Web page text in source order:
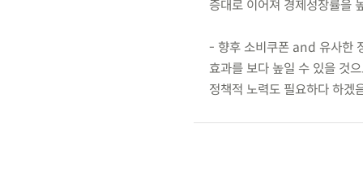
증대로 이어져 경제성장률을
- 향후 소비쿠폰 and 유사한
효과를 보다 높일 수 있을 것
정책적 노력도 필요하다 하겠